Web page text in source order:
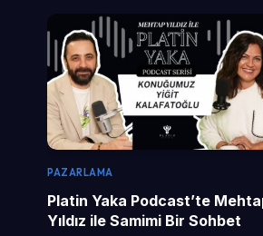
PAZARLAMA
Platin Yaka Podcast’te
Yıldız ile Samimi Bir Sohbet